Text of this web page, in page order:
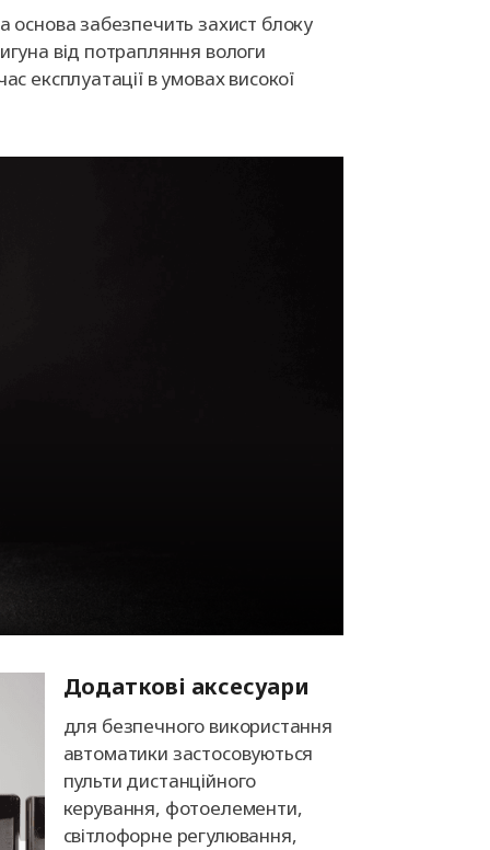
основа забезпечить захист блоку
від потрапляння вологи
експлуатації в умовах високої
Додаткові аксесуари
для безпечного використання
автоматики застосовуються
пульти дистанційного
керування, фотоелементи,
світлофорне регулювання,